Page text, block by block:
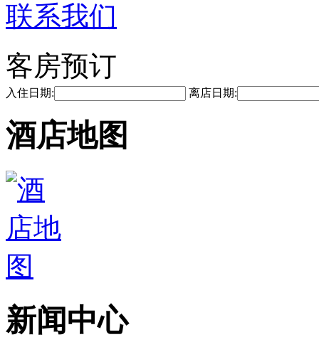
联系我们
客房预订
入住日期: 离店日期:
酒店地图
新闻中心